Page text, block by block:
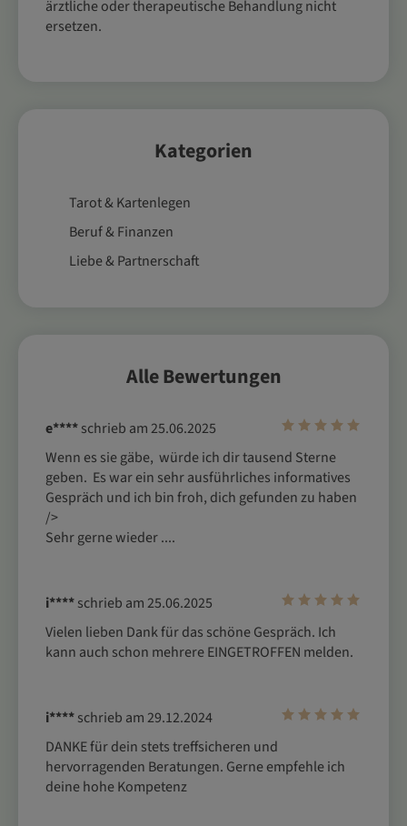
ärztliche oder therapeutische Behandlung nicht
ersetzen.
Kategorien
Tarot & Kartenlegen
Beruf & Finanzen
Liebe & Partnerschaft
Alle Bewertungen
e****schrieb am 25.06.2025
Wenn es sie gäbe,  würde ich dir tausend Sterne
geben.  Es war ein sehr ausführliches informatives
Gespräch und ich bin froh, dich gefunden zu haben
/>
Sehr gerne wieder ....
i****schrieb am 25.06.2025
Vielen lieben Dank für das schöne Gespräch. Ich
kann auch schon mehrere EINGETROFFEN melden.
i****schrieb am 29.12.2024
DANKE für dein stets treffsicheren und
hervorragenden Beratungen. Gerne empfehle ich
deine hohe Kompetenz